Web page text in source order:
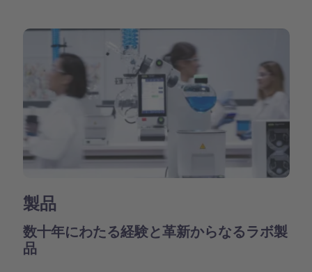
製品
数十年にわたる経験と革新からなるラボ製
品